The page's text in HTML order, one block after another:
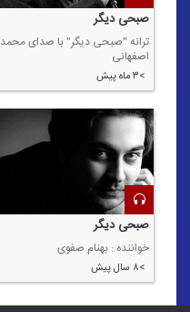
صبحی دیگر
ترانه "صبحی دیگر" با صدای محمد
اصفهانی
>۳ ماه پیش
صبحی دیگر
خواننده : بهنام صفوی
>۸ سال پیش